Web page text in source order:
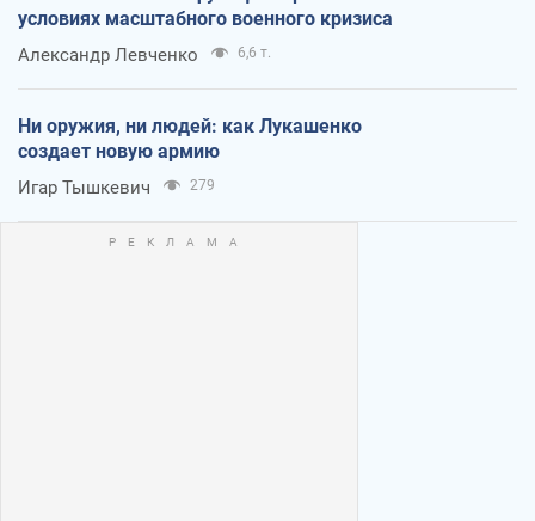
условиях масштабного военного кризиса
Александр Левченко 6,6 т.
Ни оружия, ни людей: как Лукашенко
создает новую армию
Игар Тышкевич 279